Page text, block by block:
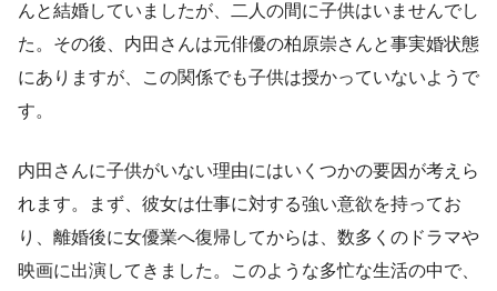
んと結婚していましたが、二人の間に子供はいませんでし
た。その後、内田さんは元俳優の柏原崇さんと事実婚状態
にありますが、この関係でも子供は授かっていないようで
す。
内田さんに子供がいない理由にはいくつかの要因が考えら
れます。まず、彼女は仕事に対する強い意欲を持ってお
り、離婚後に女優業へ復帰してからは、数多くのドラマや
映画に出演してきました。このような多忙な生活の中で、